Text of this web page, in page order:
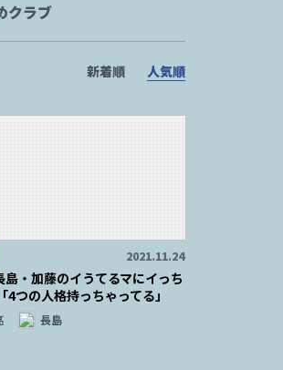
クラブ
新着順 人気順
2021.11.24
島・加藤のイうてるマにイっち
4つの人格持っちゃってる」
長島